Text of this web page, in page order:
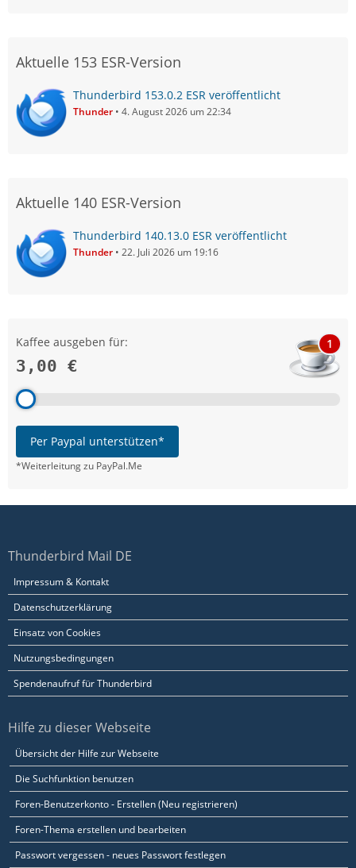
Aktuelle 153 ESR-Version
Thunderbird 153.0.2 ESR veröffentlicht
Thunder 4. August 2026 um 22:34
Aktuelle 140 ESR-Version
Thunderbird 140.13.0 ESR veröffentlicht
Thunder 22. Juli 2026 um 19:16
Kaffee ausgeben für:
3,00 €
1
Per Paypal unterstützen*
*Weiterleitung zu PayPal.Me
Thunderbird Mail DE
Impressum & Kontakt
Datenschutzerklärung
Einsatz von Cookies
Nutzungsbedingungen
Spendenaufruf für Thunderbird
Hilfe zu dieser Webseite
Übersicht der Hilfe zur Webseite
Die Suchfunktion benutzen
Foren-Benutzerkonto - Erstellen (Neu registrieren)
Foren-Thema erstellen und bearbeiten
Passwort vergessen - neues Passwort festlegen